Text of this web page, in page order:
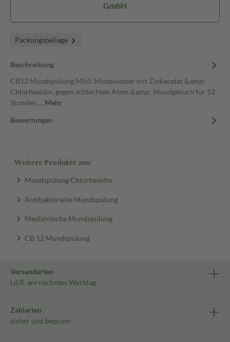
GmbH
Packungsbeilage
Beschreibung
CB12 Mundspülung Mild: Mundwasser mit Zinkacetat &amp;
Chlorhexidin, gegen schlechten Atem &amp; Mundgeruch für 12
Stunden,… Mehr
Bewertungen
Weitere Produkte aus:
Mundspülung Chlorhexidin
Antibakterielle Mundspülung
Medizinische Mundspülung
CB 12 Mundspülung
Versandarten
i.d.R. am nächsten Werktag
Zahlarten
sicher und bequem